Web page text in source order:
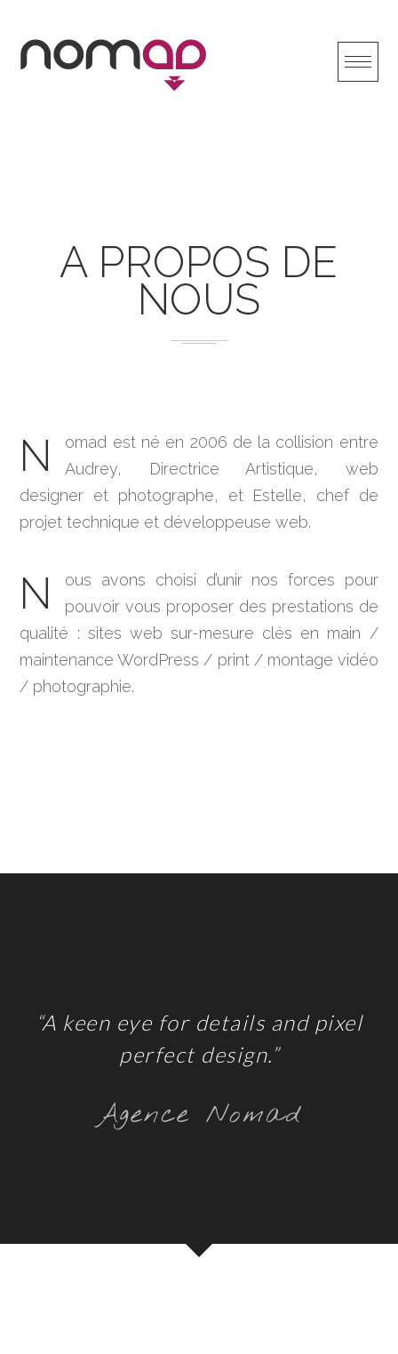
content
À PROPOS DE
NOUS
N
omad est né en 2006 de la collision entre
Audrey, Directrice Artistique, web
designer et photographe, et Estelle, chef de
projet technique et développeuse web.
N
ous avons choisi d’unir nos forces pour
pouvoir vous proposer des prestations de
qualité : sites web sur-mesure clés en main /
maintenance WordPress / print / montage vidéo
/ photographie.
“A keen eye for details and pixel
perfect design.”
Agence Nomad